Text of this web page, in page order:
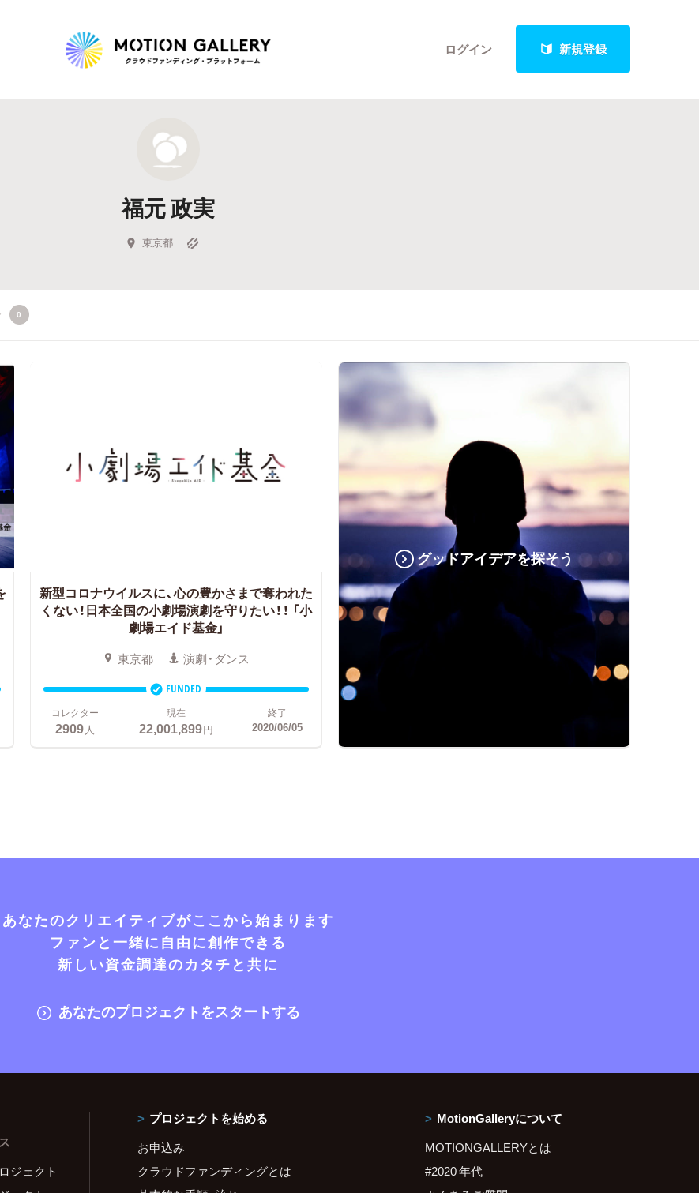
ログイン 新規登録
新着プロジェクト
Feature
キュレーターから探す
福元 政実
東京都
0
新型コロナウイルスに、心の豊かさまで奪われた
くない！日本全国の小劇場演劇を守りたい！！ 「小
劇場エイド基金」
東京都 演劇・ダンス
FUNDED
コレクター
2909人
現在
22,001,899円
終了
2020/06/05
グッドアイデアを探そう
あなたのクリエイティブがここから始まります
ファンと一緒に自由に創作できる
新しい資金調達のカタチと共に
あなたのプロジェクトをスタートする
ジェクト
プロジェクトを始める
お申込み
クラウドファンディングとは
MotionGalleryについて
MOTIONGALLERYとは
#2020 年代